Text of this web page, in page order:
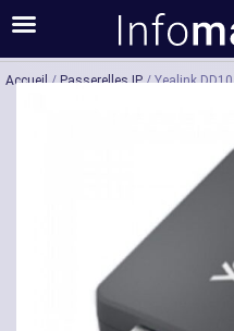
Acheter
Accueil/Passerelles IP/ Yealink DD10